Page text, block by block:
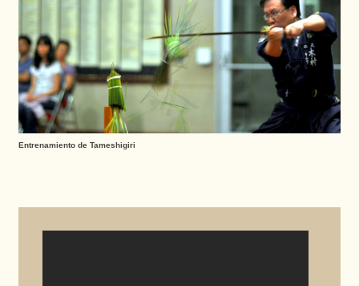
Entrenamiento de Tameshigiri